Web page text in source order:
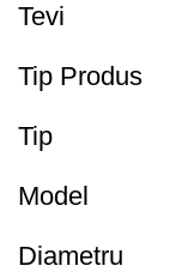
Tevi
Tip Produs
Tip
Model
Diametru